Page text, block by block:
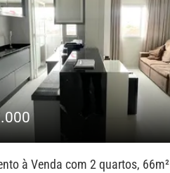
à Venda com 2 quartos, 66m²